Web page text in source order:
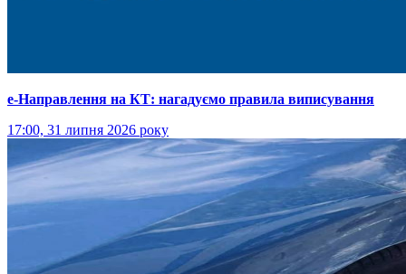
е-Направлення на КТ: нагадуємо правила виписування
17:00, 31 липня 2026 року